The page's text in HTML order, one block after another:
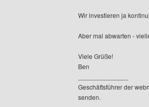
Wir investieren ja
Aber mal abwarten -
Viele Grüße!
Ben
Geschäftsführer der
senden.